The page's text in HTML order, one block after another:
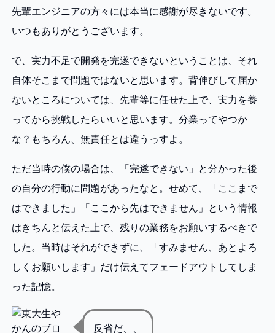
先輩エンジニアの方々には本当に感謝が尽きないです。
いつもありがとうございます。
で、実力不足で開発を完遂できないということは、それ
自体そこまで問題ではないと思います。背伸びして届か
ないところについては、先輩等に任せた上で、実力を養
ってから挑戦したらいいと思います。分業ってやつか
な？もちろん、無責任とは違うっすよ。
ただ当時の僕の場合は、「完遂できない」と分かった後
の自分の行動に問題があったなと。せめて、「ここまで
はできました」「ここから先はできません」という情報
はきちんと伝えた上で、残りの業務をお願いするべきで
した。当時はそれができずに、「すみません、あとよろ
しくお願いします」だけ伝えてフェードアウトしてしま
った記憶。
反省だ、、